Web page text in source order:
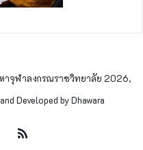
าจุฬาลงกรณราชวิทยาลัย 2026,
Developed by Dhawara
Twitter